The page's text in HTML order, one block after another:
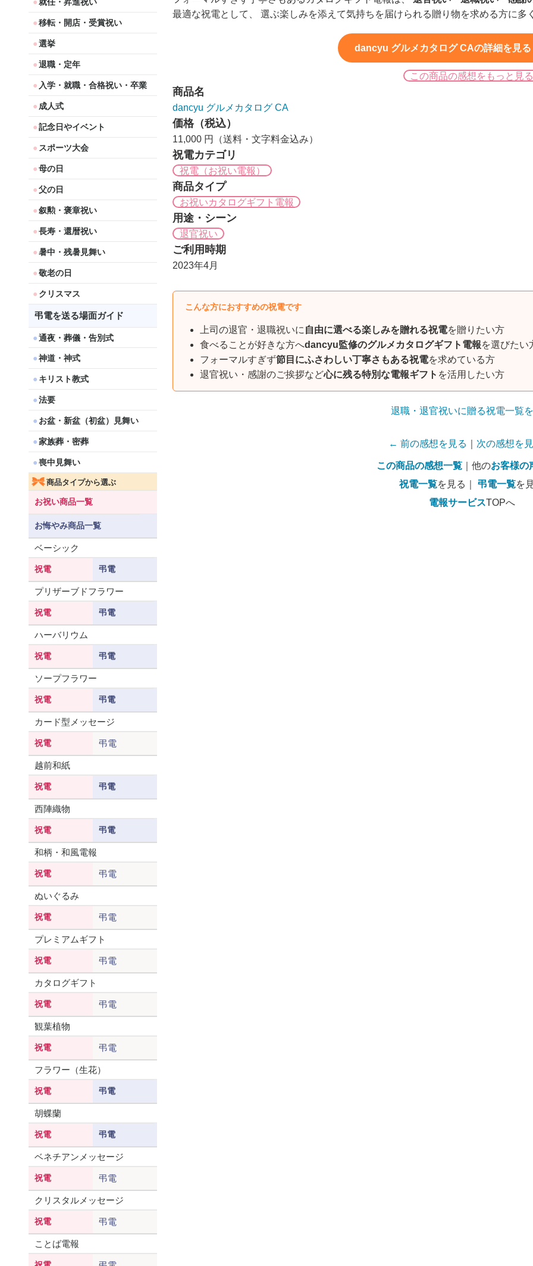
移転・開店・受賞祝い
選挙
退職・定年
入学・就職・合格祝い・卒業
成人式
記念日やイベント
スポーツ大会
母の日
父の日
叙勲・褒章祝い
長寿・還暦祝い
暑中・残暑見舞い
敬老の日
クリスマス
弔電を送る場面ガイド
通夜・葬儀・告別式
神道・神式
キリスト教式
法要
お盆・新盆（初盆）見舞い
家族葬・密葬
喪中見舞い
商品タイプから選ぶ
お祝い商品一覧
お悔やみ商品一覧
ベーシック
祝電 弔電
プリザーブドフラワー
祝電 弔電
ハーバリウム
祝電 弔電
ソープフラワー
祝電 弔電
カード型メッセージ
祝電 弔電
越前和紙
祝電 弔電
西陣織物
祝電 弔電
和柄・和風電報
祝電 弔電
ぬいぐるみ
祝電 弔電
プレミアムギフト
祝電 弔電
カタログギフト
祝電 弔電
観葉植物
祝電 弔電
フラワー（生花）
祝電 弔電
胡蝶蘭
祝電 弔電
ベネチアンメッセージ
祝電 弔電
クリスタルメッセージ
祝電 弔電
ことば電報
最適な祝電として、 選ぶ楽しみを添えて気持ちを届けられる贈り物を求める方に多
dancyu グルメカタログ CAの詳細を見る
この商品の感想をもっと見る
商品名
dancyu グルメカタログ CA
価格（税込）
11,000 円（送料・文字料金込み）
祝電カテゴリ
祝電（お祝い電報）
商品タイプ
お祝いカタログギフト電報
用途・シーン
退官祝い
ご利用時期
2023年4月
こんな方におすすめの祝電です
上司の退官・退職祝いに 自由に選べる楽しみを贈れる祝電を贈りたい方
食べることが好きな方へdancyu監修のグルメカタログギフト電報を選びたい
フォーマルすぎず節目にふさわしい丁寧さもある祝電を求めている方
退官祝い・感謝のご挨拶など心に残る特別な電報ギフト を活用したい方
退職・退官祝いに贈る祝電一覧
← 前の感想を見る 次の感想を
この商品の感想一覧 ｜他のお客様の
祝電一覧を見る｜ 弔電一覧を
電報サービスTOPへ